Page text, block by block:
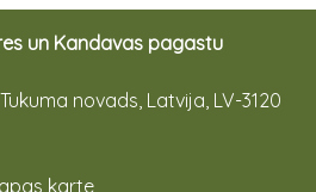
un Kandavas pagastu
novads, Latvija, LV-3120
karte